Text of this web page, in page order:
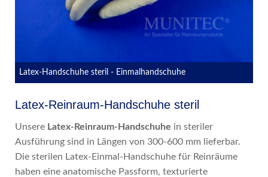
Latex-Handschuhe steril - Einmalhandschuhe
Latex-Reinraum-Handschuhe steril
Unsere Latex-Reinraum-Handschuhe in steriler
Ausführung sind in Längen von 300-600 mm lieferbar.
Die sterilen Latex-Einmal-Handschuhe für Reinräume
haben eine anatomische Passform, texturierte